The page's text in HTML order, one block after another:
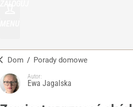
Dom / Porady domowe
Autor:
Ewa Jagalska